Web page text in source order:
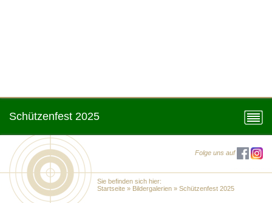
Schützenfest 2025
Sie befinden sich hier:
Startseite » Bildergalerien » Schützenfest 2025
Folge uns auf